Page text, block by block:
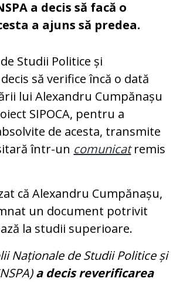
a decis să facă o
a ajuns să predea.
Studii Politice și
să verifice încă o dată
lui Alexandru Cumpănașu
SIPOCA, pentru a
de acesta, transmite
într-un comunicatremis
că Alexandru Cumpănașu,
un document potrivit
la studii superioare.
Naționale de Studii Politice și
a decis reverificarea